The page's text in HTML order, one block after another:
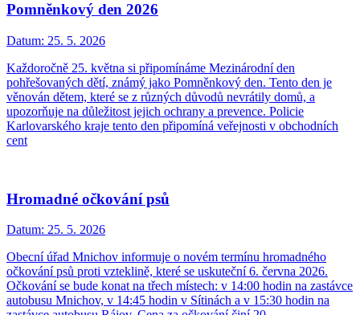
Pomněnkový den 2026
Datum: 25. 5. 2026
Každoročně 25. května si připomínáme Mezinárodní den
pohřešovaných dětí, známý jako Pomněnkový den. Tento den je
věnován dětem, které se z různých důvodů nevrátily domů, a
upozorňuje na důležitost jejich ochrany a prevence. Policie
Karlovarského kraje tento den připomíná veřejnosti v obchodních
cent
Hromadné očkování psů
Datum: 25. 5. 2026
Obecní úřad Mnichov informuje o novém termínu hromadného
očkování psů proti vzteklině, které se uskuteční 6. června 2026.
Očkování se bude konat na třech místech: v 14:00 hodin na zastávce
autobusu Mnichov, v 14:45 hodin v Sítinách a v 15:30 hodin na